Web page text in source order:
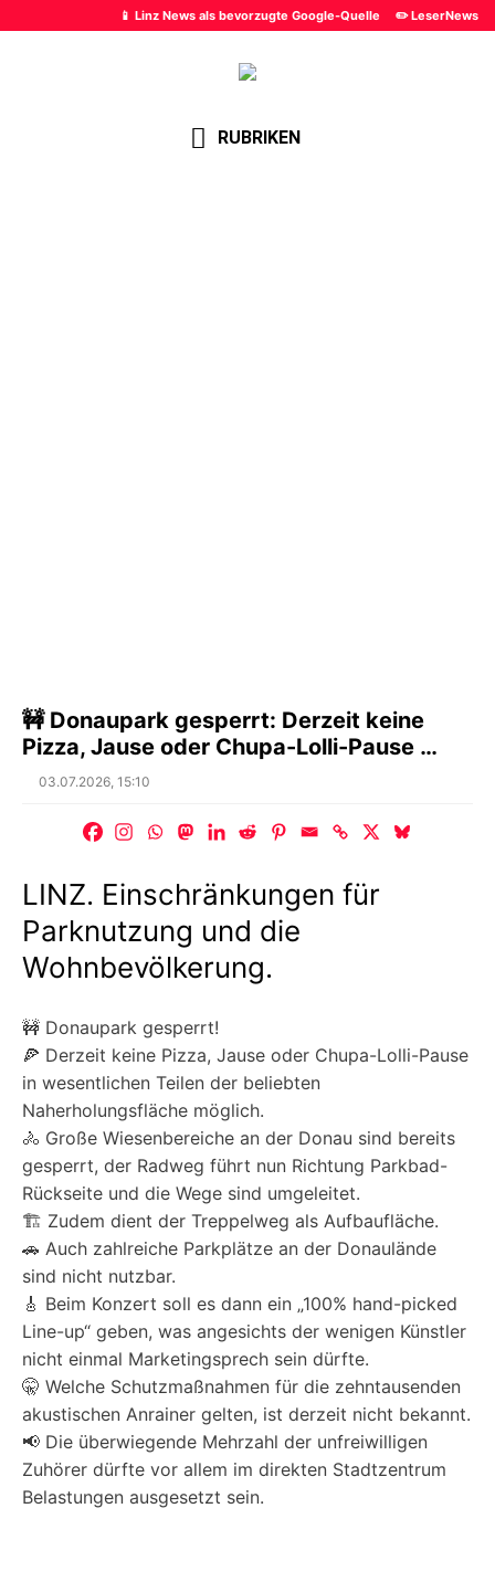
📱 Linz News als bevorzugte Google-Quelle ✏️ LeserNews
RUBRIKEN
🚧 Donaupark gesperrt: Derzeit keine
Pizza, Jause oder Chupa-Lolli-Pause …
Posted
03.07.2026, 15:10
LINZ. Einschränkungen für
Parknutzung und die
Wohnbevölkerung.
🚧 Donaupark gesperrt!
🍕 Derzeit keine Pizza, Jause oder Chupa-Lolli-Pause
in wesentlichen Teilen der beliebten
Naherholungsfläche möglich.
🚴 Große Wiesenbereiche an der Donau sind bereits
gesperrt, der Radweg führt nun Richtung Parkbad-
Rückseite und die Wege sind umgeleitet.
🏗️ Zudem dient der Treppelweg als Aufbaufläche.
🚗 Auch zahlreiche Parkplätze an der Donaulände
sind nicht nutzbar.
🎸 Beim Konzert soll es dann ein „100% hand-picked
Line-up“ geben, was angesichts der wenigen Künstler
nicht einmal Marketingsprech sein dürfte.
🤫 Welche Schutzmaßnahmen für die zehntausenden
akustischen Anrainer gelten, ist derzeit nicht bekannt.
📢 Die überwiegende Mehrzahl der unfreiwilligen
Zuhörer dürfte vor allem im direkten Stadtzentrum
Belastungen ausgesetzt sein.